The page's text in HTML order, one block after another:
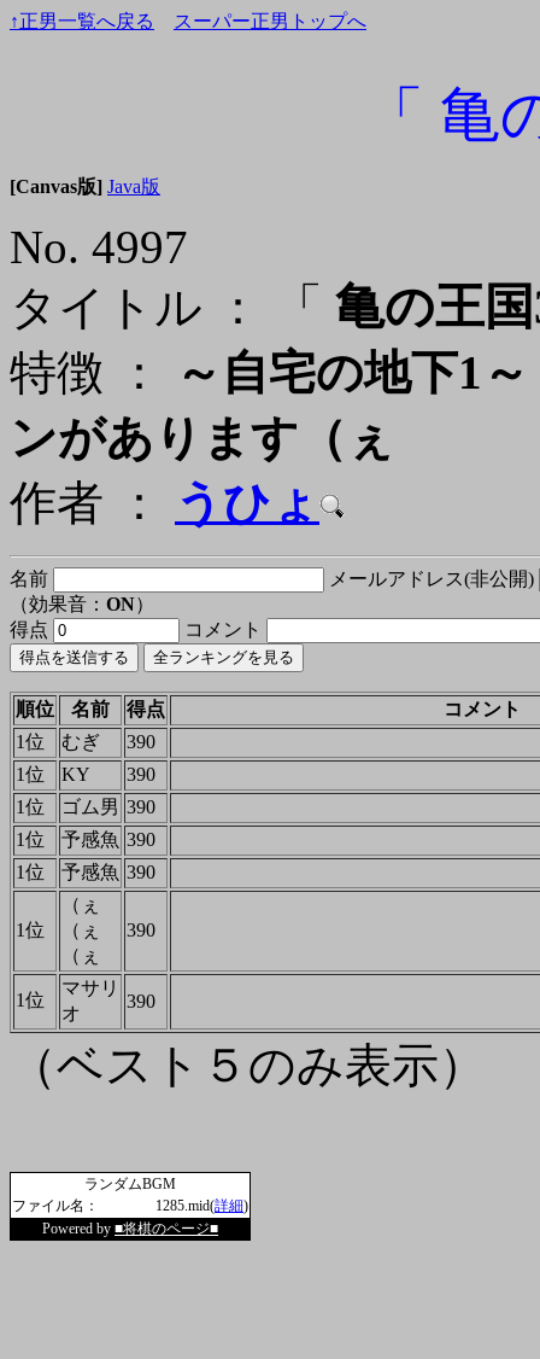
↑正男一覧へ戻る スーパー正男トップへ
「 亀
[Canvas版] Java版
No. 4997
タイトル ：
「 亀の王
特徴 ：
～自宅の地下1
ンがあります（ぇ
作者 ：
うひょ
名前
メールアドレス(非公開)
（効果音： ON）
得点
コメント
順位 名前 得点
コメント
1位
むぎ
390
1位
KY
390
1位
ゴム男 390
1位
予感魚 390
1位
予感魚 390
1位
（ぇ
（ぇ
（ぇ
390
1位
マサリ
オ
390
（ベスト５のみ表示）
ランダムBGM
ファイル名：
1285.mid(詳細)
Powered by ■将棋のページ■